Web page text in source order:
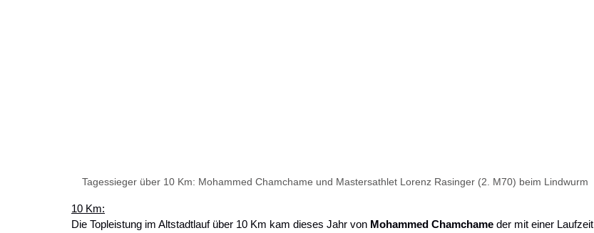
Tagessieger über 10 Km: Mohammed Chamchame und Mastersathlet Lorenz Rasinger (2. M70) beim Lindwurm
10 Km:
Die Topleistung im Altstadtlauf über 10 Km kam dieses Jahr von Mohammed Chamchame der mit einer Laufzeit